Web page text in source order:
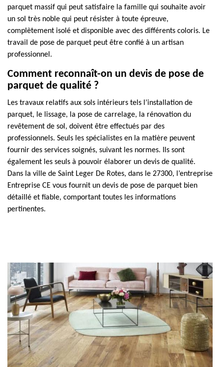
parquet massif qui peut satisfaire la famille qui souhaite avoir
un sol très noble qui peut résister à toute épreuve,
complètement isolé et disponible avec des différents coloris. Le
travail de pose de parquet peut être confié à un artisan
professionnel.
Comment reconnaît-on un devis de pose de
parquet de qualité ?
Les travaux relatifs aux sols intérieurs tels l’installation de
parquet, le lissage, la pose de carrelage, la rénovation du
revêtement de sol, doivent être effectués par des
professionnels. Seuls les spécialistes en la matière peuvent
fournir des services soignés, suivant les normes. Ils sont
également les seuls à pouvoir élaborer un devis de qualité.
Dans la ville de Saint Leger De Rotes, dans le 27300, l’entreprise
Entreprise CE vous fournit un devis de pose de parquet bien
détaillé et fiable, comportant toutes les informations
pertinentes.